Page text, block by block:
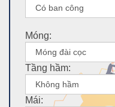
Móng:
Tầng hầm:
Mái: